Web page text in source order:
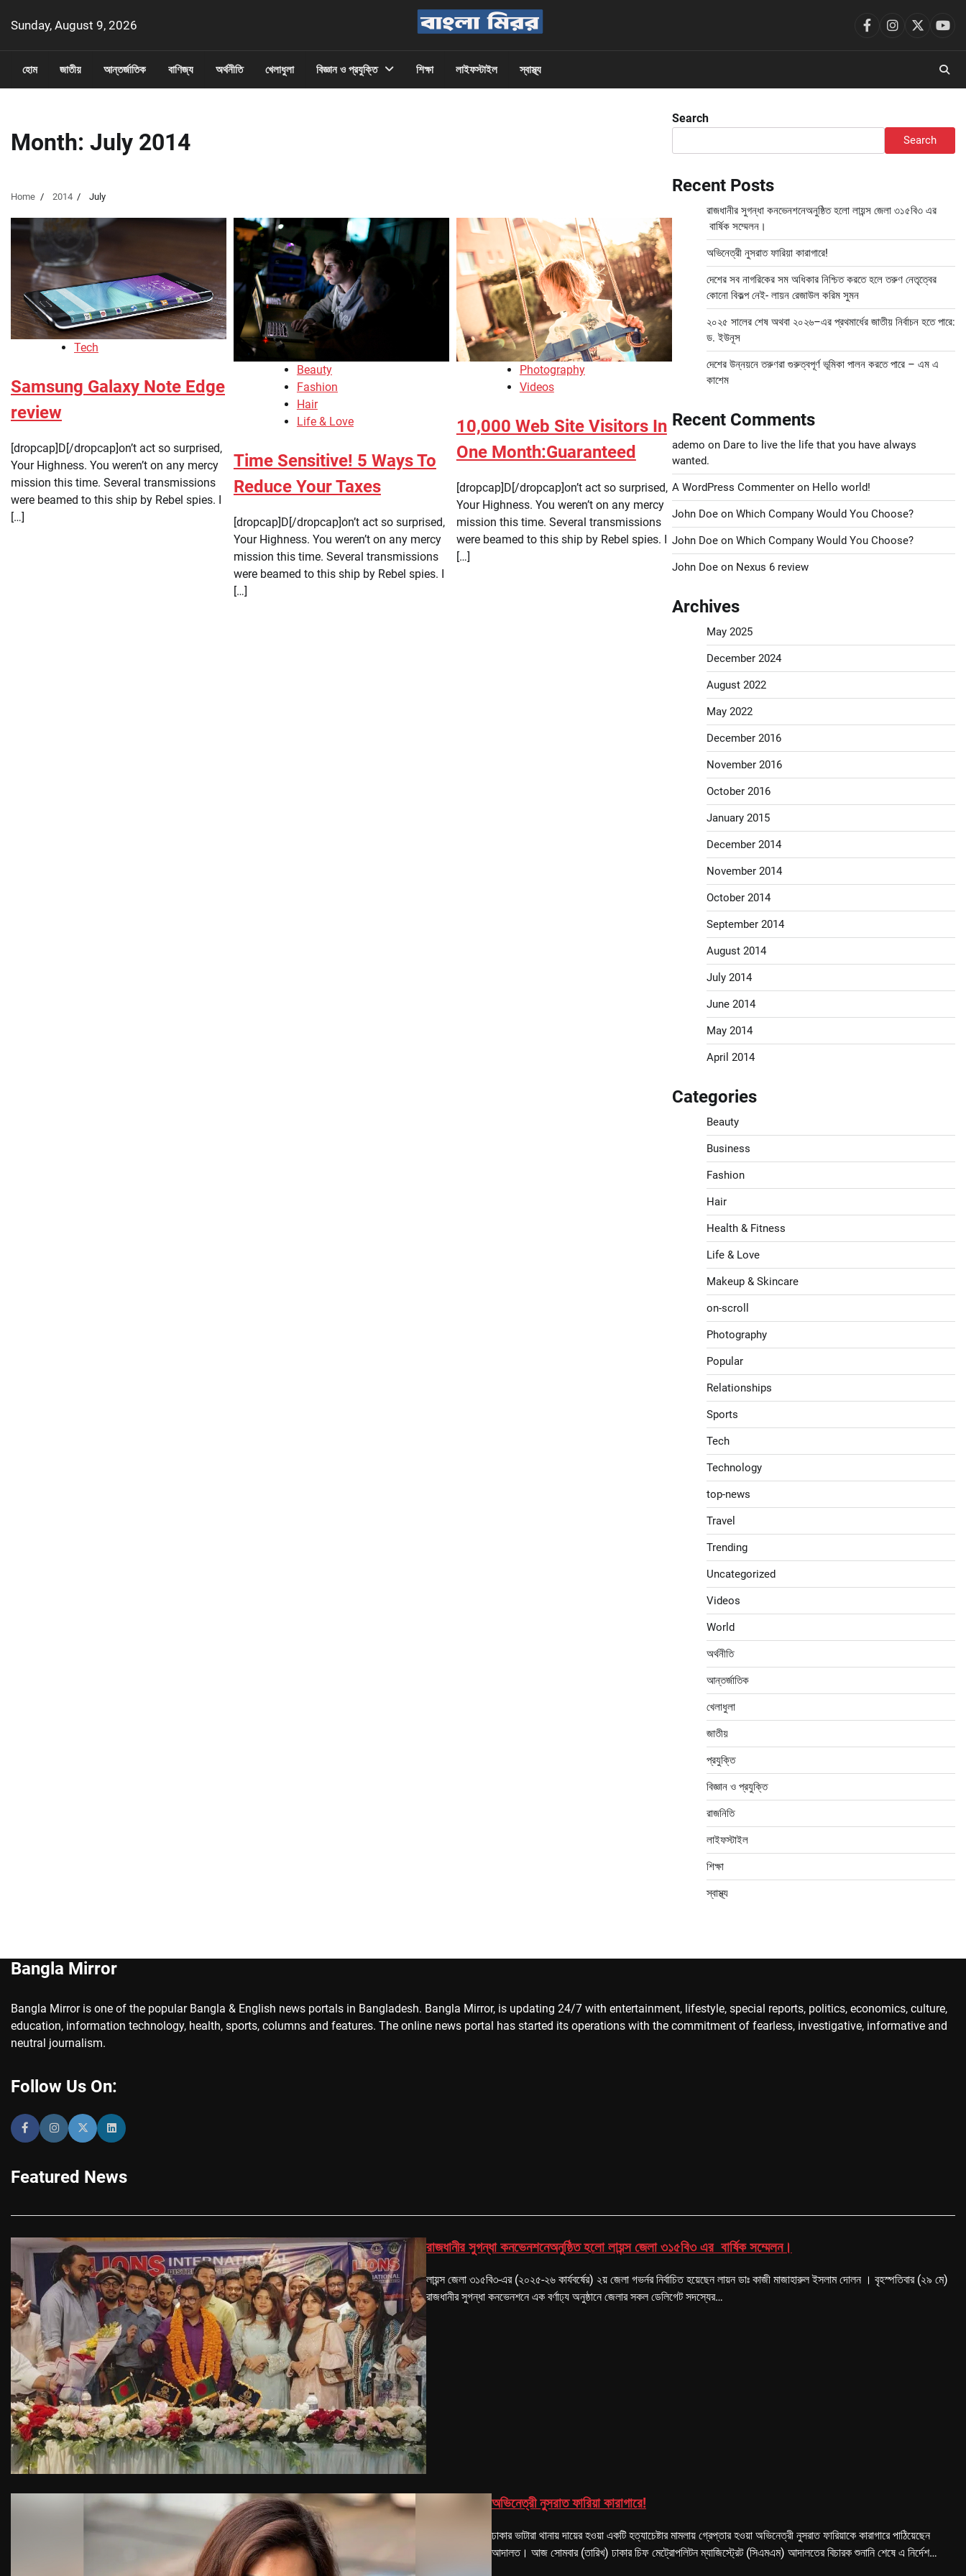
Sunday, August 9, 2026
facebookinstagram
twitter
হোম জাতীয় আন্তর্জাতিক বাণিজ্য অর্থনীতি খেলাধুলা বিজ্ঞান ও প্রযুক্তি শিক্ষা লাইফস্টাইল স্বাস্থ্য
Month: July 2014
Home 2014 July
Tech
Samsung Galaxy Note Edge
review
[dropcap]D[/dropcap]on’t act so surprised,
Your Highness. You weren’t on any mercy
mission this time. Several transmissions
were beamed to this ship by Rebel spies. I
[…]
Beauty
Fashion
Hair
Life & Love
Time Sensitive! 5 Ways To
Reduce Your Taxes
[dropcap]D[/dropcap]on’t act so surprised,
Your Highness. You weren’t on any mercy
mission this time. Several transmissions
were beamed to this ship by Rebel spies. I
[…]
Photography
Videos
10,000 Web Site Visitors In
One Month:Guaranteed
[dropcap]D[/dropcap]on’t act so surprised,
Your Highness. You weren’t on any mercy
mission this time. Several transmissions
were beamed to this ship by Rebel spies. I
[…]
Search
Search
Recent Posts
রাজধানীর সুগন্ধা কনভেনশনেঅনুষ্ঠিত হলো লায়ন্স জেলা ৩১৫বি৩ এর
বার্ষিক সম্মেলন।
অভিনেত্রী নুসরাত ফারিয়া কারাগারে!
দেশের সব নাগরিকের সম অধিকার নিশ্চিত করতে হলে তরুণ নেতৃত্বের
কোনো বিকল্প নেই- লায়ন রেজাউল করিম সুমন
২০২৫ সালের শেষ অথবা ২০২৬–এর প্রথমার্ধের জাতীয় নির্বাচন হতে পারে:
ড. ইউনূস
দেশের উন্নয়নে তরুণরা গুরুত্বপূর্ণ ভূমিকা পালন করতে পারে – এম এ
কাশেম
Recent Comments
ademo on Dare to live the life that you have always
wanted.
A WordPress Commenteron Hello world!
John Doeon Which Company Would You Choose?
John Doeon Which Company Would You Choose?
John Doeon Nexus 6 review
Archives
May 2025
December 2024
August 2022
May 2022
December 2016
November 2016
October 2016
January 2015
December 2014
November 2014
October 2014
September 2014
August 2014
July 2014
June 2014
May 2014
April 2014
Categories
Beauty
Business
Fashion
Hair
Health & Fitness
Life & Love
Makeup & Skincare
on-scroll
Photography
Popular
Relationships
Sports
Tech
Technology
top-news
Travel
Trending
Uncategorized
Videos
World
অর্থনীতি
আন্তর্জাতিক
খেলাধুলা
জাতীয়
প্রযুক্তি
বিজ্ঞান ও প্রযুক্তি
রাজনিতি
লাইফস্টাইল
শিক্ষা
স্বাস্থ্য
Bangla Mirror
Bangla Mirror is one of the popular Bangla & English news portals in Bangladesh. Bangla Mirror, is updating 24/7 with entertainment, lifestyle, special reports, politics, economics, culture,
education, information technology, health, sports, columns and features. The online news portal has started its operations with the commitment of fearless, investigative, informative and
neutral journalism.
Follow Us On:
Featured News
রাজধানীর সুগন্ধা কনভেনশনেঅনুষ্ঠিত হলো লায়ন্স জেলা ৩১৫বি৩ এর বার্ষিক সম্মেলন।
লায়ন্স জেলা ৩১৫বি৩-এর (২০২৫-২৬ কার্যবর্ষের) ২য় জেলা গভর্নর নির্বাচিত হয়েছেন লায়ন ডাঃ কাজী মাজাহারুল ইসলাম দোলন । বৃহস্পতিবার (২৯ মে)
রাজধানীর সুগন্ধা কনভেনশনে এক বর্ণাঢ্য অনুষ্ঠানে জেলার সকল ডেলিগেট সদস্যের…
অভিনেত্রী নুসরাত ফারিয়া কারাগারে!
ঢাকার ভাটারা থানায় দায়ের হওয়া একটি হত্যাচেষ্টার মামলায় গ্রেপ্তার হওয়া অভিনেত্রী নুসরাত ফারিয়াকে কারাগারে পাঠিয়েছেন
আদালত। আজ সোমবার (তারিখ) ঢাকার চিফ মেট্রোপলিটন ম্যাজিস্ট্রেট (সিএমএম) আদালতের বিচারক শুনানি শেষে এ নির্দেশ…